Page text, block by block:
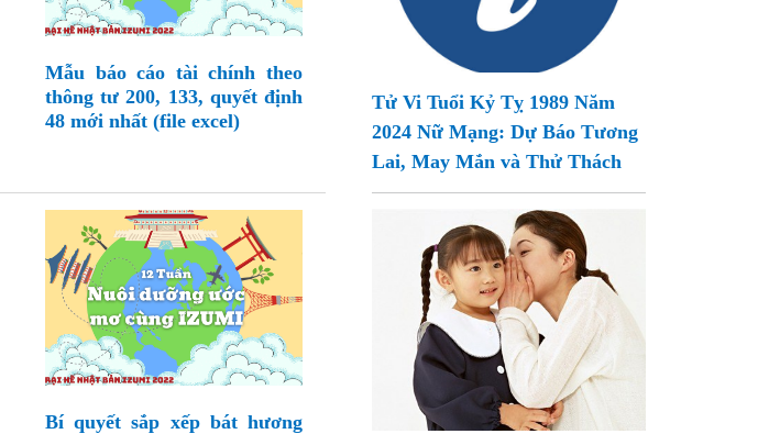
Mẫu báo cáo tài chính theo
thông tư 200, 133, quyết định
48 mới nhất (file excel)
Bí quyết sắp xếp bát hương
Tử Vi Tuổi Kỷ Tỵ 1989 Năm
2024 Nữ Mạng: Dự Báo Tương
Lai, May Mắn và Thử Thách